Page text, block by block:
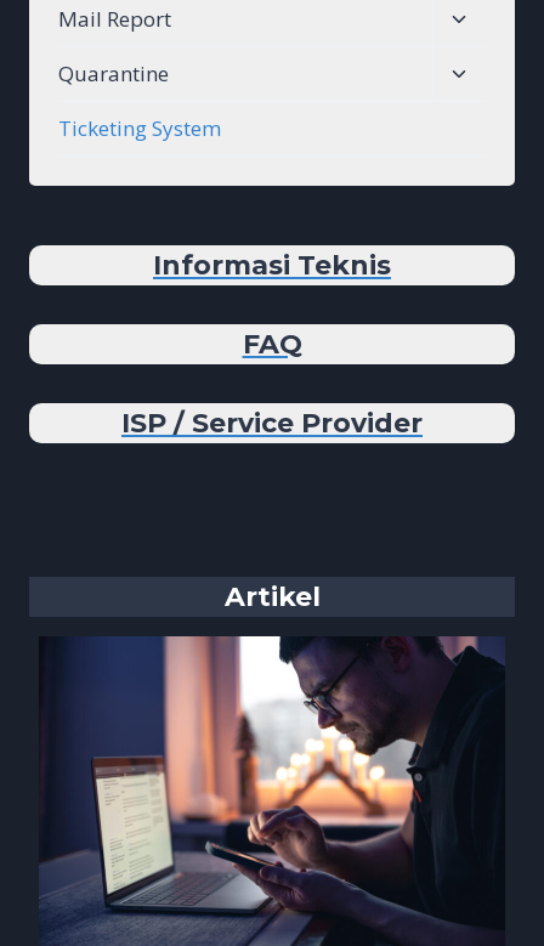
menu
Mail Report
Toggle
menu
Quarantine
Toggle
Ticketing System
Informasi Teknis
FAQ
ISP / Service Provider
Artikel